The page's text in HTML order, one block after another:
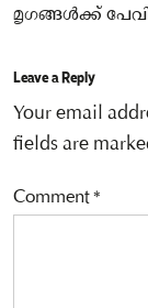
മൃഗങ്ങൾക്ക്
Leave a Reply
Your email
fields are
Comment*